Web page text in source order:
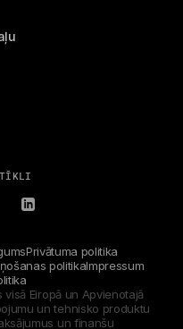
Privātuma politika
politikaImpressum
Eiropā un Apvienotajā
un tehnisko produktu
un finanšu